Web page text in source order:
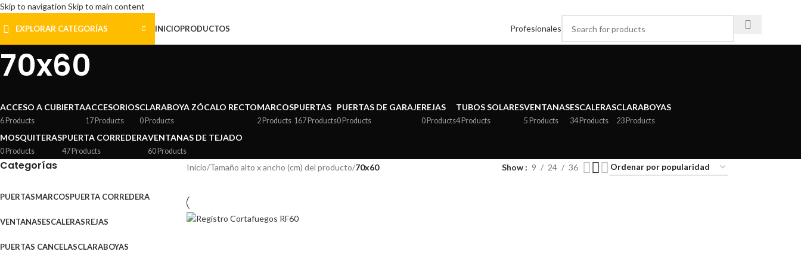
Skip to navigation Skip to main content
EXPLORAR CATEGORÍAS INICIOPRODUCTOS Profesionales
70x60
ACCESO A CUBIERTA
6 Products
ACCESORIOS
17 Products
CLARABOYA ZÓCALO RECTO
0 Products
MARCOS
2 Products
PUERTAS
167 Products
PUERTAS DE GARAJE
0 Products
REJAS
0 Products
TUBOS SOLARES
4 Products
VENTANAS
5 Products
ESCALERAS
34 Products
CLARABOYAS
23 Products
MOSQUITERAS
0 Products
PUERTA CORREDERA
47 Products
VENTANAS DE TEJADO
60 Products
Categorías
PUERTASMARCOSPUERTA CORREDERA
VENTANASESCALERASREJAS
PUERTAS CANCELASCLARABOYAS
Inicio/Tamaño alto x ancho (cm) del producto/70x60 Show 9 24 36